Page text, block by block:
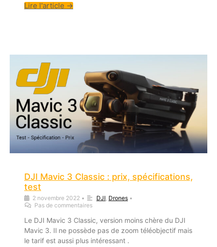
Lire l'article →
DJI Mavic 3 Classic : prix, spécifications,
test
2 novembre 2022 • DJI Drones •
Pas de commentaires
Le DJI Mavic 3 Classic, version moins chère du DJI
Mavic 3. Il ne possède pas de zoom téléobjectif mais
le tarif est aussi plus intéressant .